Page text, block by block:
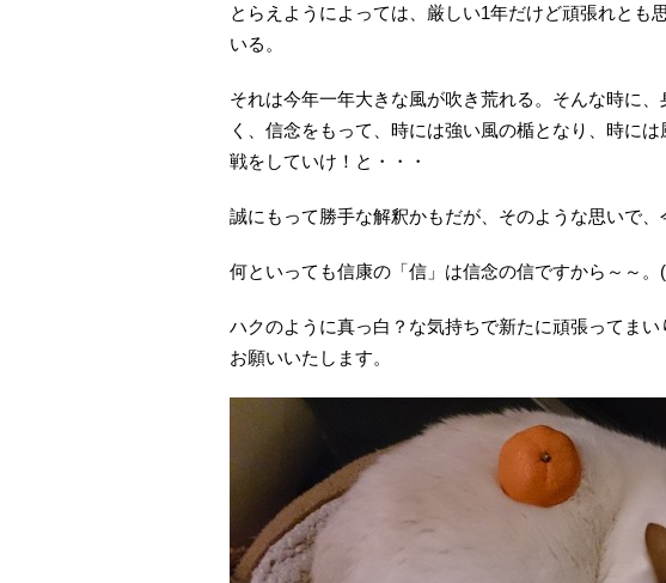
とらえようによっては、厳しい1年だけど頑張れとも
いる。
それは今年一年大きな風が吹き荒れる。そんな時に
く、信念をもって、時には強い風の楯となり、時に
戦をしていけ！と・・・
誠にもって勝手な解釈かもだが、そのような思いで、
何といっても信康の「信」は信念の信ですから～～。
ハクのように真っ白？な気持ちで新たに頑張ってま
お願いいたします。